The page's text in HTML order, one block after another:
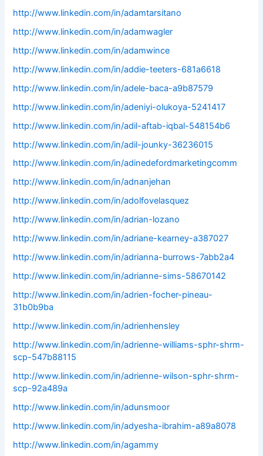
http://www.linkedin.com/in/adamtarsitano
http://www.linkedin.com/in/adamwagler
http://www.linkedin.com/in/adamwince
http://www.linkedin.com/in/addie-teeters-681a6618
http://www.linkedin.com/in/adele-baca-a9b87579
http://www.linkedin.com/in/adeniyi-olukoya-5241417
http://www.linkedin.com/in/adil-aftab-iqbal-548154b6
http://www.linkedin.com/in/adil-jounky-36236015
http://www.linkedin.com/in/adinedefordmarketingcomm
http://www.linkedin.com/in/adnanjehan
http://www.linkedin.com/in/adolfovelasquez
http://www.linkedin.com/in/adrian-lozano
http://www.linkedin.com/in/adriane-kearney-a387027
http://www.linkedin.com/in/adrianna-burrows-7abb2a4
http://www.linkedin.com/in/adrianne-sims-58670142
http://www.linkedin.com/in/adrien-focher-pineau-
31b0b9ba
http://www.linkedin.com/in/adrienhensley
http://www.linkedin.com/in/adrienne-williams-sphr-shrm-
scp-547b88115
http://www.linkedin.com/in/adrienne-wilson-sphr-shrm-
scp-92a489a
http://www.linkedin.com/in/adunsmoor
http://www.linkedin.com/in/adyesha-ibrahim-a89a8078
http://www.linkedin.com/in/agammy